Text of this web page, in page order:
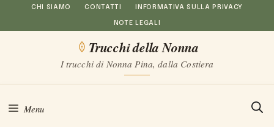
al
CHI SIAMO CONTATTI INFORMATIVA SULLA PRIVACY
NOTE LEGALI
Trucchi della Nonna
I trucchi di Nonna Pina, dalla Costiera
Menu